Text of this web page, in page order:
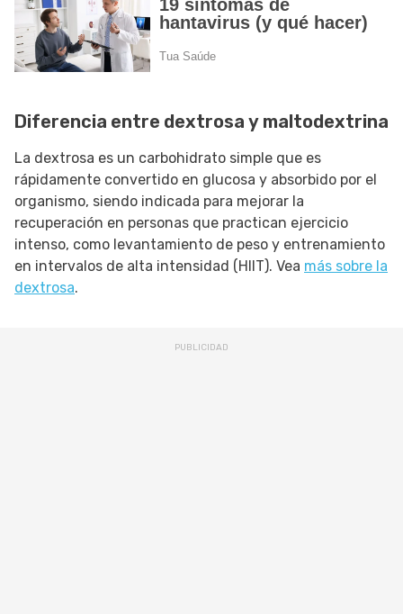
Diferencia entre dextrosa y maltodextrina
La dextrosa es un carbohidrato simple que es
rápidamente convertido en glucosa y absorbido por el
organismo, siendo indicada para mejorar la
recuperación en personas que practican ejercicio
intenso, como levantamiento de peso y entrenamiento
en intervalos de alta intensidad (HIIT). Vea más sobre la
dextrosa.